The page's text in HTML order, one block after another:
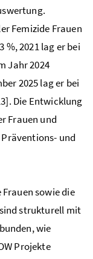
Femizide Frauen
%, 2021 lag er bei
Jahr 2024
2025 lag er bei
Die Entwicklung
Frauen und
und
sowie die
strukturell mit
wie
Projekte